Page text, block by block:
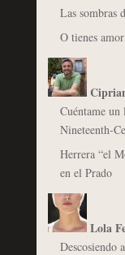
Las sombras
O tienes
Cuéntame un
Nineteenth-
Herrera “el
en el Prado
Lola
Descosiendo